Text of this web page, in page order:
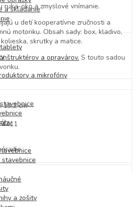
a skladanie
a mikrofóny
a zošity
ruka-oko a zmyslové vnímanie.
u detí kooperatívne zručnosti a
motoriku. Obsah sady: box, kladivo,
skrutky a matice.
a opravárov. S touto sadou
13,2 cm